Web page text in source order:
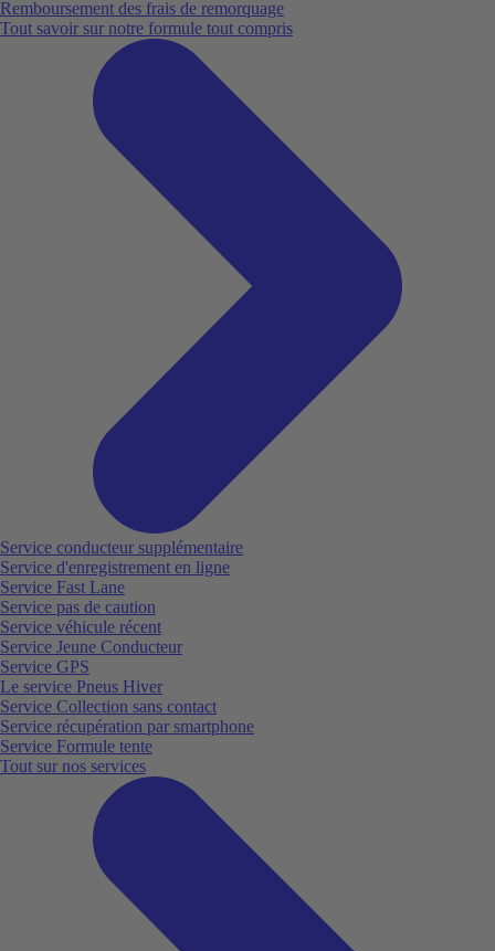
Remboursement des frais de remorquage
Tout savoir sur notre formule tout compris
Service conducteur supplémentaire
Service d'enregistrement en ligne
Service Fast Lane
Service pas de caution
Service véhicule récent
Service Jeune Conducteur
Service GPS
Le service Pneus Hiver
Service Collection sans contact
Service récupération par smartphone
Service Formule tente
Tout sur nos services